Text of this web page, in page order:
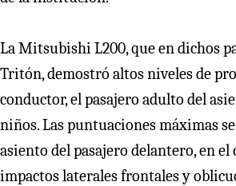
La Mitsubishi L200, que en dichos
Tritón, demostró altos niveles de
conductor, el pasajero adulto del
niños. Las puntuaciones máximas
asiento del pasajero delantero, en
impactos laterales frontales y